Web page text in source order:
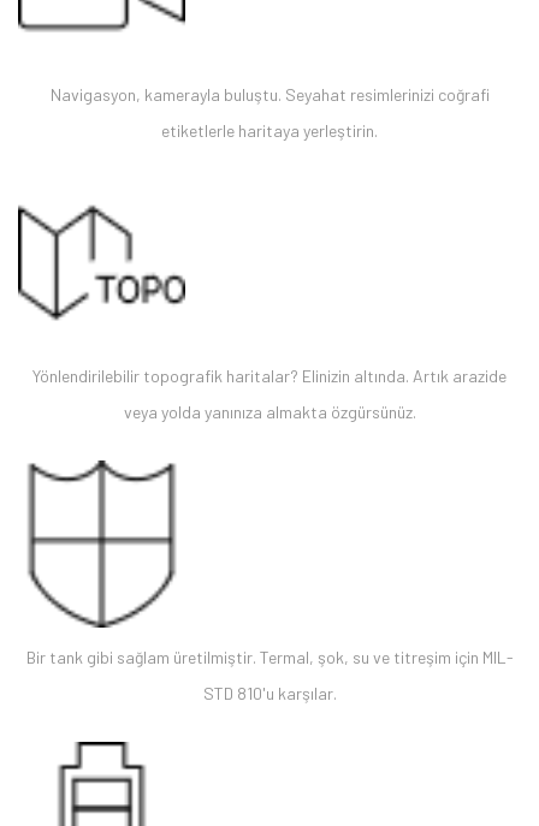
Navigasyon, kamerayla buluştu. Seyahat resimlerinizi coğrafi
etiketlerle haritaya yerleştirin.
Yönlendirilebilir topografik haritalar? Elinizin altında. Artık arazide
veya yolda yanınıza almakta özgürsünüz.
Bir tank gibi sağlam üretilmiştir. Termal, şok, su ve titreşim için MIL-
STD 810'u karşılar.